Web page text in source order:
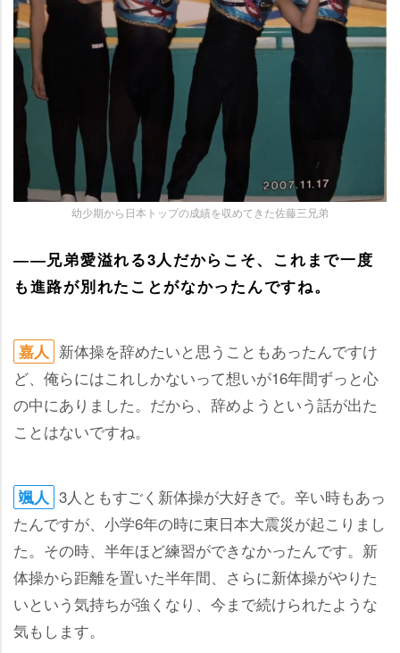
幼少期から日本トップの成績を収めてきた佐藤三兄弟
――兄弟愛溢れる3人だからこそ、これまで一度
も進路が別れたことがなかったんですね。
嘉人 新体操を辞めたいと思うこともあったんですけ
ど、俺らにはこれしかないって想いが16年間ずっと心
の中にありました。だから、辞めようという話が出た
ことはないですね。
颯人 3人ともすごく新体操が大好きで。辛い時もあっ
たんですが、小学6年の時に東日本大震災が起こりまし
た。その時、半年ほど練習ができなかったんです。新
体操から距離を置いた半年間、さらに新体操がやりた
いという気持ちが強くなり、今まで続けられたような
気もします。